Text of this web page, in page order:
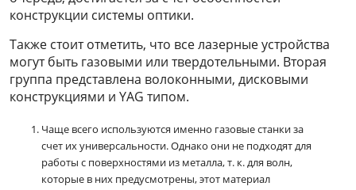
конструкции системы оптики.
Также стоит отметить, что все лазерные устройства
могут быть газовыми или твердотельными. Вторая
группа представлена волоконными, дисковыми
конструкциями и YAG типом.
Чаще всего используются именно газовые станки за
счет их универсальности. Однако они не подходят для
работы с поверхностями из металла, т. к. для волн,
которые в них предусмотрены, этот материал